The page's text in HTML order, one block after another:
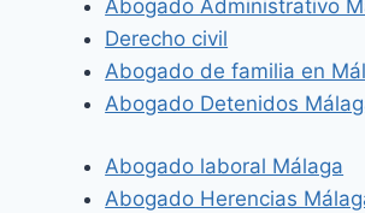
Abogado Administrativo
Derecho civil
Abogado de familia en
Abogado Detenidos
Abogado laboral Málaga
Abogado Herencias